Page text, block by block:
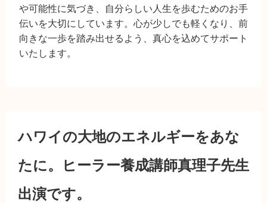
や可能性に気づき、自分らしい人生を歩むためのお手
伝いを大切にしています。心が少しでも軽くなり、前
向きな一歩を踏み出せるよう、真心を込めてサポート
いたします。
ハワイの大地のエネルギーをあな
たに。ヒーラー養成講師真理子先生
出演です。